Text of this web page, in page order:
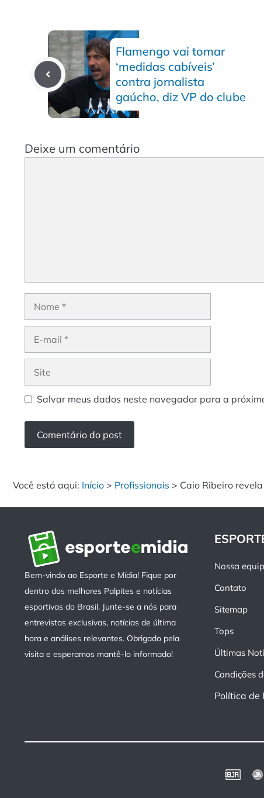
Flamengo vai tomar
‘medidas cabíveis’
contra jornalista
gaúcho, diz VP do clube
Deixe um comentário
Salvar meus dados neste navegador para a
Você está aqui: Início > Profissionais > Caio Ribeiro
Bem-vindo ao Esporte e Mídia! Fique por
dentro dos melhores Palpites e notícias
esportivas do Brasil. Junte-se a nós para
entrevistas exclusivas, notícias de última
hora e análises relevantes. Obrigado pela
visita e esperamos mantê-lo informado!
Nossa
Contato
Sitemap
Tops
Últimas
Condições
Política de